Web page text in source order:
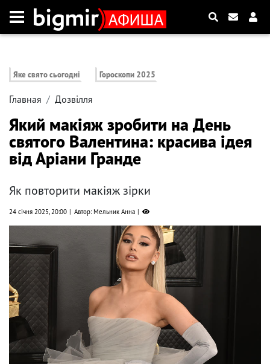
Яке свято сьогодні Гороскопи 2025
Главная Дозвілля
Який макіяж зробити на День
святого Валентина: красива ідея
від Аріани Гранде
Як повторити макіяж зірки
24 січня 2025, 20:00 Автор: Мельник Анна